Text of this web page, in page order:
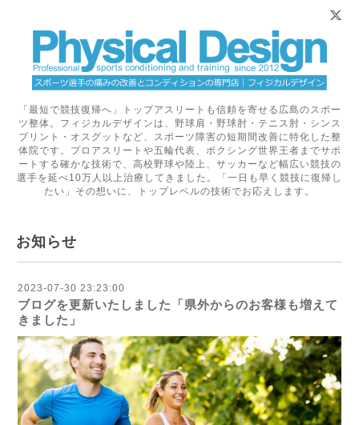
「最短で競技復帰へ」トップアスリートも信頼を寄せる広島のスポー
ツ整体。フィジカルデザインは、野球肩・野球肘・テニス肘・シンス
プリント・オスグットなど、スポーツ障害の短期間改善に特化した整
体院です。プロアスリートや五輪代表、ボクシング世界王者までサポ
ートする確かな技術で、高校野球や陸上、サッカーなど幅広い競技の
選手を延べ10万人以上治療してきました。「一日も早く競技に復帰し
たい」その想いに、トップレベルの技術でお応えします。
お知らせ
2023-07-30 23:23:00
ブログを更新いたしました「県外からのお客様も増えて
きました」